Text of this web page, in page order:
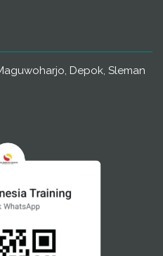
Depok, Sleman